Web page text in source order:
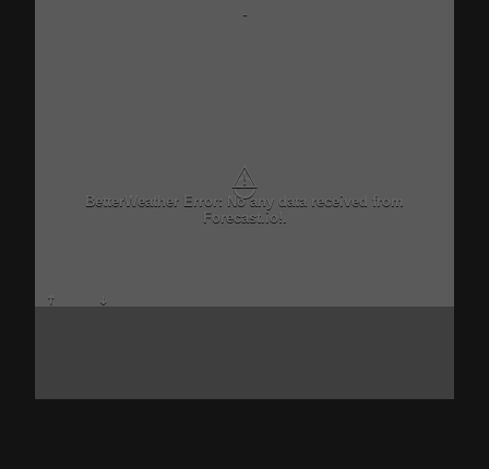
-
⚠
BetterWeather Error: No any data received from
Forecast.io!.